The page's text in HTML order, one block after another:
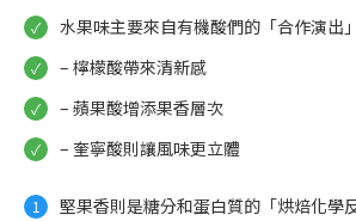
水果味主要來自有機酸們的「合作演出
– 檸檬酸帶來清新感
– 蘋果酸增添果香層次
– 奎寧酸則讓風味更立體
堅果香則是糖分和蛋白質的「烘焙化學